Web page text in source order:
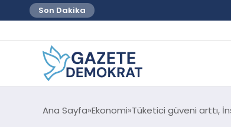
Son Dakika
Ana Sayfa Ekonomi Tüketici güveni arttı,